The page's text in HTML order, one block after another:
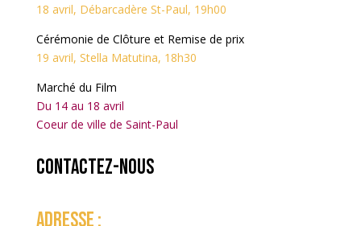
18 avril, Débarcadère St-Paul, 19h00
Cérémonie de Clôture et Remise de prix
19 avril, Stella Matutina, 18h30
Marché du Film
Du 14 au 18 avril
Coeur de ville de Saint-Paul
Contactez-nous
ADRESSE :